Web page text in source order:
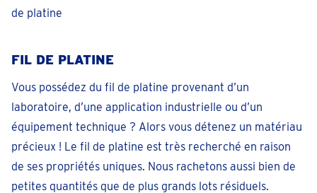
Fermé• vendredi pour 09:30
Prendre un rendez-vous
Gand Sint Denijs Westrem
Derbystraat 45 En face de la station-service Q8
Fermé• vendredi pour 09:30
téléphoner 093966325
de platine
FIL DE PLATINE
Vous possédez du fil de platine provenant d’un
laboratoire, d’une application industrielle ou d’un
équipement technique ? Alors vous détenez un matériau
précieux ! Le fil de platine est très recherché en raison
de ses propriétés uniques. Nous rachetons aussi bien de
petites quantités que de plus grands lots résiduels.